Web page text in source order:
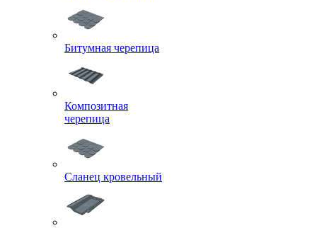
Битумная черепица
Композитная
черепица
Сланец кровельный